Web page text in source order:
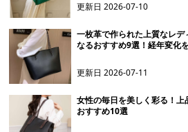
更新日2026-07-10
一枚革で作られた上質なレ
なるおすすめ9選！経年変化
更新日2026-07-11
女性の毎日を美しく彩る！
おすすめ10選